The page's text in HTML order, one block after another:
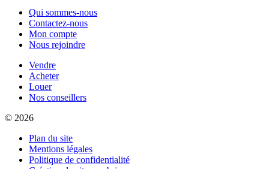
Qui sommes-nous
Contactez-nous
Mon compte
Nous rejoindre
Vendre
Acheter
Louer
Nos conseillers
© 2026
Plan du site
Mentions légales
Politique de confidentialité